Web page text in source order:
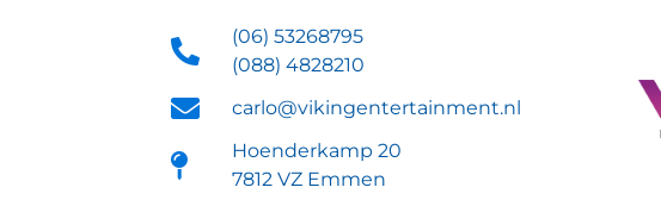
(06) 53268795
(088) 4828210
carlo@vikingentertainment.nl
Hoenderkamp 20
7812 VZ Emmen